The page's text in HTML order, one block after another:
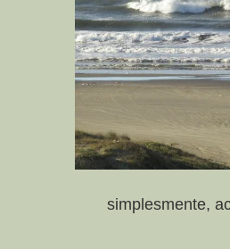
simplesmente,